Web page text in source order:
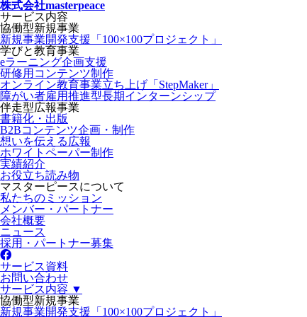
株式会社masterpeace
サービス内容
協働型新規事業
新規事業開発支援「100×100プロジェクト」
学びと教育事業
eラーニング企画支援
研修用コンテンツ制作
オンライン教育事業立ち上げ「StepMaker」
障がい者雇用推進型長期インターンシップ
伴走型広報事業
書籍化・出版
B2Bコンテンツ企画・制作
想いを伝える広報
ホワイトペーパー制作
実績紹介
お役立ち読み物
マスターピースについて
私たちのミッション
メンバー・パートナー
会社概要
ニュース
採用・パートナー募集
サービス資料
お問い合わせ
サービス内容 ▼
協働型新規事業
新規事業開発支援「100×100プロジェクト」